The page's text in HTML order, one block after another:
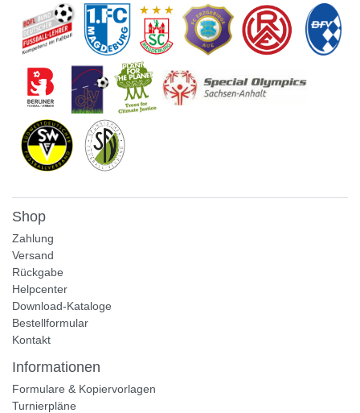
Shop
Zahlung
Versand
Rückgabe
Helpcenter
Download-Kataloge
Bestellformular
Kontakt
Informationen
Formulare & Kopiervorlagen
Turnierpläne